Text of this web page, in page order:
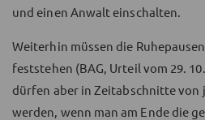
und einen Anwalt einschalten.
Weiterhin müssen die
feststehen (BAG, Urteil vom 29.
dürfen aber in Zeitabschnitte
werden, wenn man am Ende die